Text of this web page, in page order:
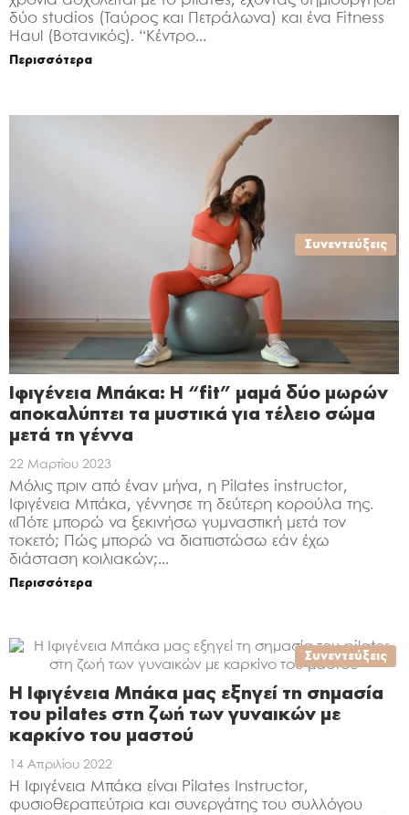
δύο studios (Ταύρος και Πετράλωνα) και ένα Fitness
Haul (Βοτανικός). “Κέντρο...
Περισσότερα
Συνεντεύξεις
Ιφιγένεια Μπάκα: Η “fit” μαμά δύο μωρών
αποκαλύπτει τα μυστικά για τέλειο σώμα
μετά τη γέννα
22 Μαρτίου 2023
Μόλις πριν από έναν μήνα, η Pilates instructor,
Ιφιγένεια Μπάκα, γέννησε τη δεύτερη κορούλα της.
«Πότε μπορώ να ξεκινήσω γυμναστική μετά τον
τοκετό; Πώς μπορώ να διαπιστώσω εάν έχω
διάσταση κοιλιακών;...
Περισσότερα
Συνεντεύξεις
H Ιφιγένεια Μπάκα μας εξηγεί τη σημασία
του pilates στη ζωή των γυναικών με
καρκίνο του μαστού
14 Απριλίου 2022
H Ιφιγένεια Μπάκα είναι Pilates Instructor,
φυσιοθεραπεύτρια και συνεργάτης του συλλόγου